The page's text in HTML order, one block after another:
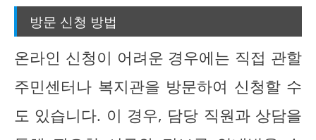
방문 신청 방법
온라인 신청이 어려운 경우에는 직접 관할
주민센터나 복지관을 방문하여 신청할 수
도 있습니다. 이 경우, 담당 직원과 상담을